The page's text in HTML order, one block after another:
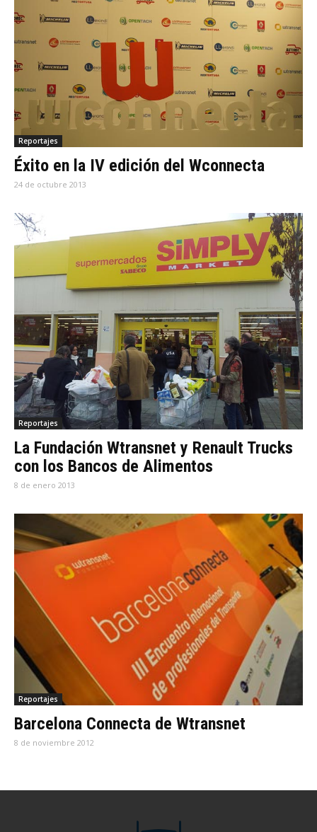
Reportajes
Éxito en la IV edición del Wconnecta
24 de octubre 2013
Reportajes
La Fundación Wtransnet y Renault Trucks
con los Bancos de Alimentos
8 de enero 2013
Reportajes
Barcelona Connecta de Wtransnet
8 de noviembre 2012